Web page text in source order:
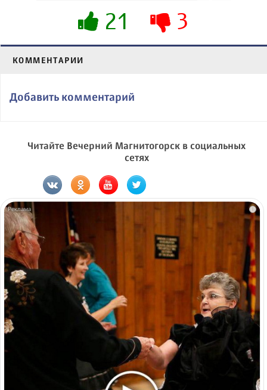
21 3
КОММЕНТАРИИ
Добавить комментарий
Читайте Вечерний Магнитогорск в социальных
сетях
i